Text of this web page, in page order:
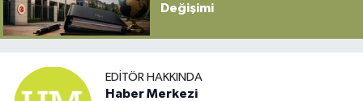
Değişimi
EDITÖR HAKKINDA
Haber Merkezi